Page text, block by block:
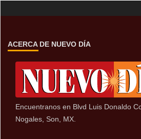
ACERCA DE NUEVO DÍA
Encuentranos en Blvd Luis Donaldo
Nogales, Son, MX.